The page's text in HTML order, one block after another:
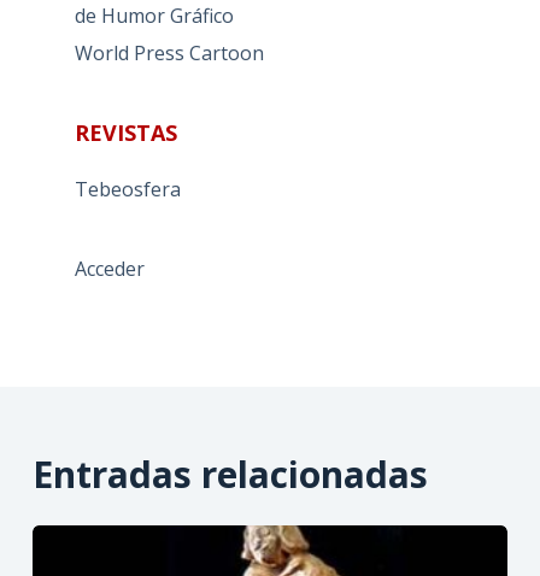
de Humor Gráfico
World Press Cartoon
REVISTAS
Tebeosfera
Acceder
Entradas relacionadas